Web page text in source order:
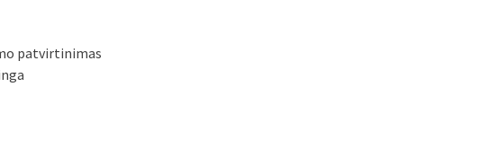
patvirtinimas